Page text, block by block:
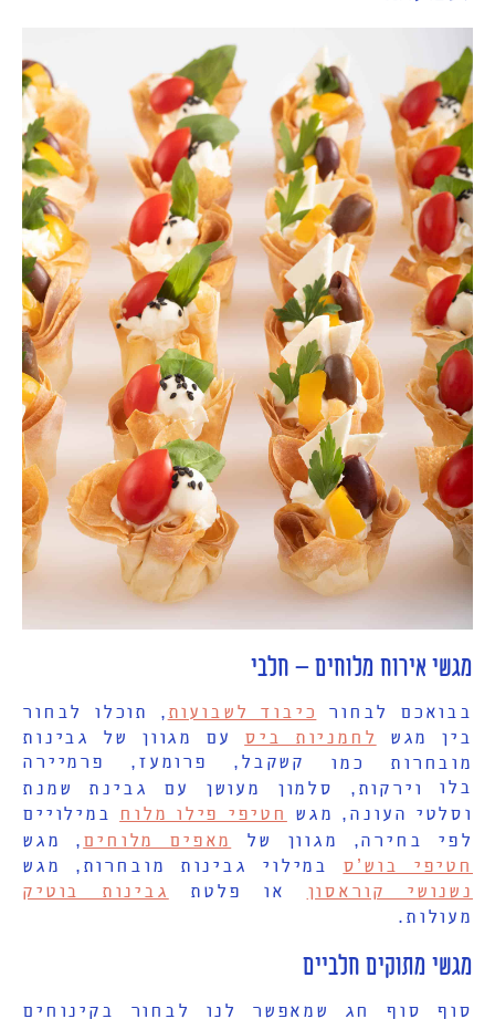
מגשי אירוח מלוחים– חלבי
בבואכם לבחור כיבוד לשבועות, תוכלו לבחור
בין מגש
לחמניות ביס עם מגוון של גבינות
מובחרות כמו
קשקבל, פרומעז, פרמיירה
בלו וירקות,
סלמון מעושן עם גבינת שמנת
וסלטי העונה, מגש חטיפי פילו מלוח במילויים
לפי בחירה, מגוון של מאפים מלוחים,
מגש
חטיפי בוש’ס במילוי גבינות מובחרות,
מגש
נשנושי קוראסון או פלטת
גבינות בוטיק
מעולות.
מגשי מתוקים חלביים
סוף סוף חג שמאפשר לנו לבחור בקינוחים